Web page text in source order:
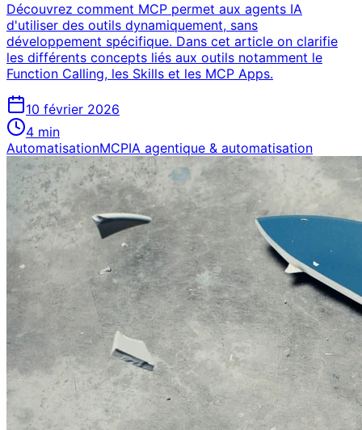
Découvrez comment MCP permet aux agents IA
d'utiliser des outils dynamiquement, sans
développement spécifique. Dans cet article on clarifie
les différents concepts liés aux outils notamment le
Function Calling, les Skills et les MCP Apps.
10 février 2026
4 min
AutomatisationMCPIA agentique & automatisation